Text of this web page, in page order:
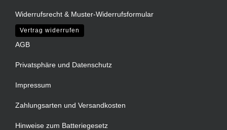
Widerrufsrecht & Muster-Widerrufsformular
Vertrag widerrufen
AGB
Privatsphäre und Datenschutz
Impressum
Zahlungsarten und Versandkosten
Hinweise zum Batteriegesetz